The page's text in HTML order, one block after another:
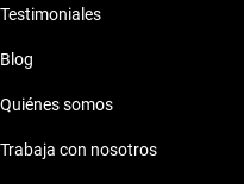
Testimoniales
Blog
Quiénes somos
Trabaja con nosotros